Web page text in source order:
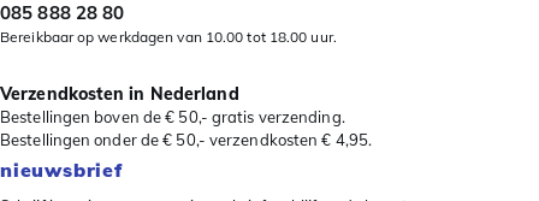
085 888 28 80
Bereikbaar op werkdagen van 10.00 tot 18.00 uur.
Verzendkosten in Nederland
Bestellingen boven de € 50,- gratis verzending.
Bestellingen onder de € 50,- verzendkosten € 4,95.
nieuwsbrief